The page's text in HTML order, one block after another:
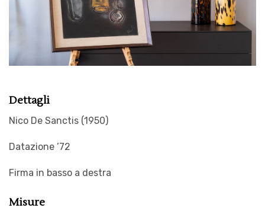
Dettagli
Nico De Sanctis (1950)
Datazione ’72
Firma in basso a destra
Misure